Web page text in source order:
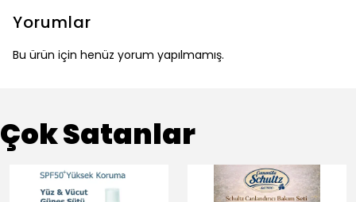
Yorumlar
Bu ürün için henüz yorum yapılmamış.
Çok Satanlar